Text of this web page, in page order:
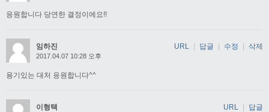
응원합니다 당연한 결정이에요!!
임하진
2017.04.07 10:28 오후
용기있는 대처 응원합니다^^
URL 답글 수정 삭제
이형택 URL | 답글